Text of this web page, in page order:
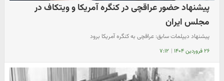
پیشنهاد حضور عراقچی در کنگره آمریکا و ویتکاف در
مجلس ایران
پیشنهاد دیپلمات سابق: عراقچی به کنگره آمریکا برود
۲۶ فروردین ۱۴۰۴ | ۷:۱۲